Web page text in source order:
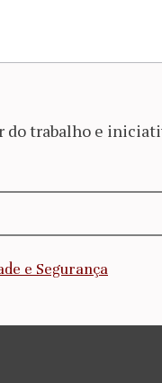
do trabalho e
e Segurança